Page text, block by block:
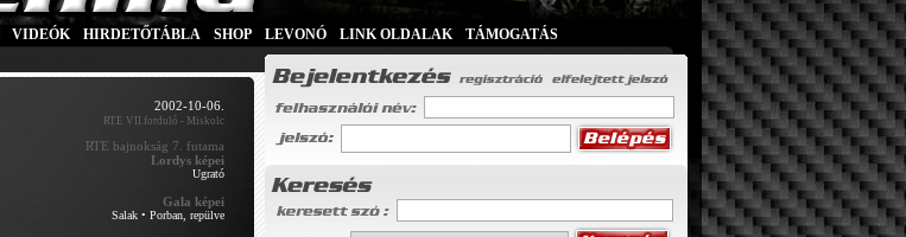
VIDEÓK HIRDETŐTÁBLA SHOP LEVONÓ LINK OLDALAK TÁMOGATÁS
2002-10-06.
RTE VII.forduló - Miskolc
RTE bajnokság 7. futama
Lordys képei
Ugrató
Gala képei
Salak• Porban, repülve